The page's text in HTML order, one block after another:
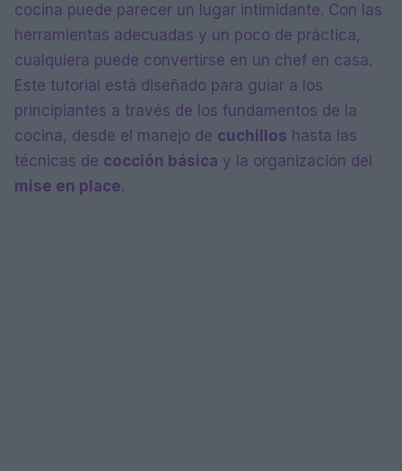
cocina puede parecer un lugar intimidante. Con las
herramientas adecuadas y un poco de práctica,
cualquiera puede convertirse en un chef en casa.
Este tutorial está diseñado para guiar a los
principiantes a través de los fundamentos de la
cocina, desde el manejo de cuchillos hasta las
técnicas de cocción básica y la organización del
mise en place.